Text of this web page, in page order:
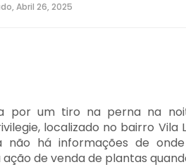
Abril 26, 2025
por um tiro na perna na
localizado no bairro
não há informações de
de venda de plantas